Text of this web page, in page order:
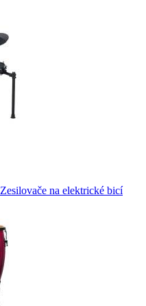
Zesilovače na elektrické bicí